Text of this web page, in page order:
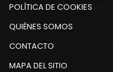
POLÍTICA DE COOKIES
QUIÉNES SOMOS
CONTACTO
MAPA DEL SITIO